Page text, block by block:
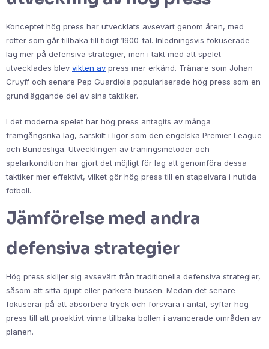
Konceptet hög press har utvecklats avsevärt genom åren, med
rötter som går tillbaka till tidigt 1900-tal. Inledningsvis fokuserade
lag mer på defensiva strategier, men i takt med att spelet
utvecklades blev vikten av press mer erkänd. Tränare som Johan
Cruyff och senare Pep Guardiola populariserade hög press som en
grundläggande del av sina taktiker.
I det moderna spelet har hög press antagits av många
framgångsrika lag, särskilt i ligor som den engelska Premier League
och Bundesliga. Utvecklingen av träningsmetoder och
spelarkondition har gjort det möjligt för lag att genomföra dessa
taktiker mer effektivt, vilket gör hög press till en stapelvara i nutida
fotboll.
Jämförelse med andra
defensiva strategier
Hög press skiljer sig avsevärt från traditionella defensiva strategier,
såsom att sitta djupt eller parkera bussen. Medan det senare
fokuserar på att absorbera tryck och försvara i antal, syftar hög
press till att proaktivt vinna tillbaka bollen i avancerade områden av
planen.